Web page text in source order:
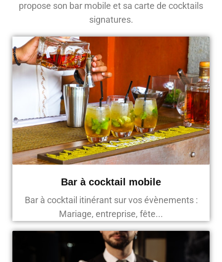
propose son bar mobile et sa carte de cocktails
signatures.
Bar à cocktail mobile
Bar à cocktail itinérant sur vos évènements :
Mariage, entreprise, fête...